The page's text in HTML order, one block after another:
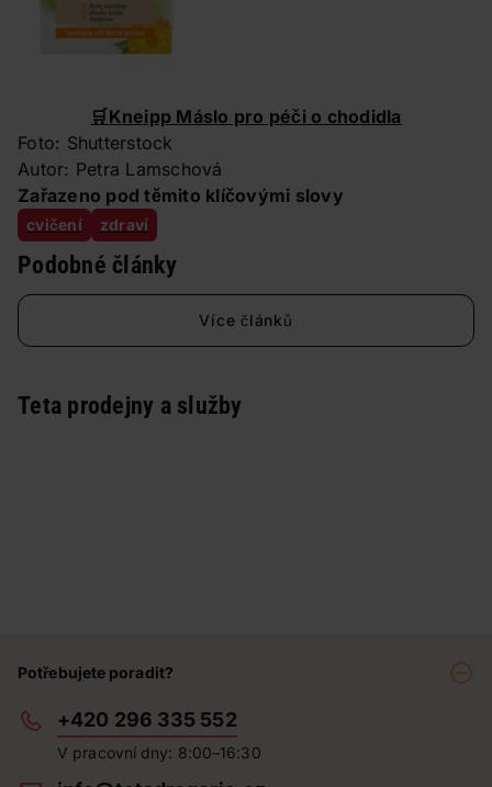
🛒Kneipp Máslo pro péči o chodidla
Foto: Shutterstock
Autor: Petra Lamschová
Zařazeno pod těmito klíčovými slovy
cvičení zdraví
Podobné články
Více článků
Teta prodejny a služby
Potřebujete poradit?
+420 296 335 552
V pracovní dny: 8:00–16:30